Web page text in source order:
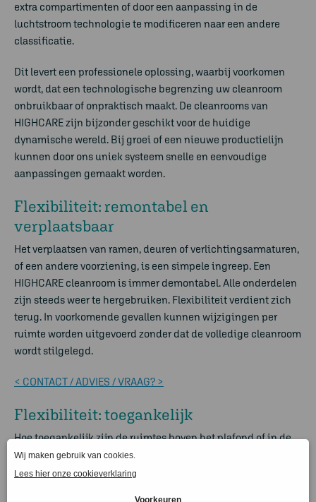
extra compartimenten of door een aanpassing in de
luchtstroom technologie te modificeren naar een andere
classificatie.
Dit levert een professionele oplossing, waarbij voorkomen
wordt, dat een technologische begrenzing uw cleanroom
onbruikbaar of onpraktisch maakt. De cleanrooms van
HIGHCARE zijn bijzonder geschikt voor de huidige
dynamische wereld. Bij groei of een nieuwe productielijn
kunnen door ons uniek systeem snelle en eenvoudige
aanpassingen gemaakt worden.
Flexibiliteit: remontabel en
verplaatsbaar
Het verplaatsen van ramen, deuren of verlichtingsarmaturen,
of een andere voorziening, is een simpele ingreep. Een
HIGHCARE cleanroom is immer demontabel. Alle onderdelen
zijn steeds weer te hergebruiken. Flexibiliteit verdient zich
terug. In voorkomende gevallen kunnen wijzigingen per
ruimte worden uitgevoerd zonder dat de volledige cleanroom
wordt stilgelegd.
< CONTACT / ADVIES / VRAAG? >
Flexibiliteit: toegankelijk
Hoe toegankelijk zijn de ruimtes boven het plafond of in de
wand? In een HIGHCARE cleanroom zijn wanden en plafonds
remontabel. Leidingwerk boven het plafond of